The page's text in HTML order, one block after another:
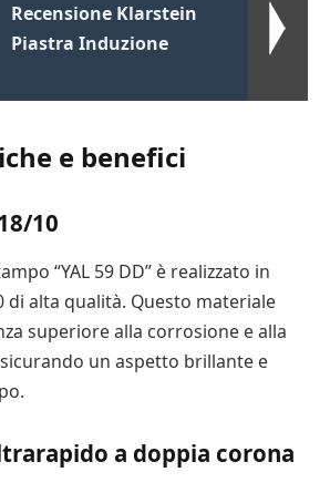
Recensione Klarstein
Piastra Induzione
e benefici
10
“YAL 59 DD” è realizzato in
di alta qualità. Questo materiale
superiore alla corrosione e alla
un aspetto brillante e
a doppia corona